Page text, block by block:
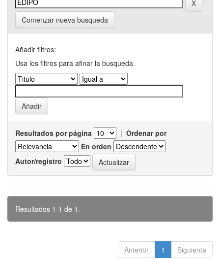
Comenzar nueva busqueda
Añadir filtros:
Usa los filtros para afinar la busqueda.
Resultados por página | Ordenar por
En orden
Autor/registro
Resultados 1-1 de 1.
Anterior 1 Siguiente